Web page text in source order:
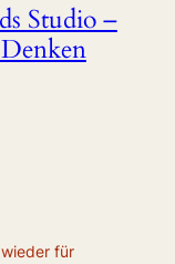
Studio –
für